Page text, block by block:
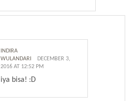
INDIRA
WULANDARI
DECEMBER 3,
2016 AT 12:52 PM
iya bisa! :D